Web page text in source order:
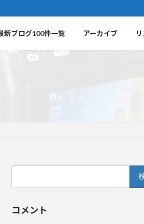
新ブログ100件一覧 アーカイブ
検
索:
コメント